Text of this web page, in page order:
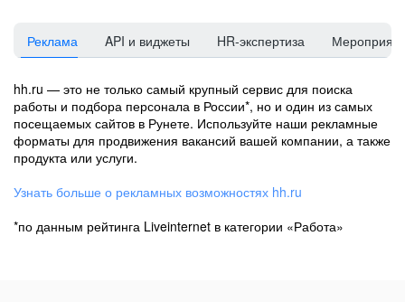
Реклама API и виджеты HR-экспертиза
hh.ru — это не только самый крупный сервис для поиска
работы и подбора персонала в России*, но и один из самых
посещаемых сайтов в Рунете. Используйте наши рекламные
форматы для продвижения вакансий вашей компании, а также
продукта или услуги.
Узнать больше о рекламных возможностях hh.ru
*по данным рейтинга Liveinternet в категории «Работа»